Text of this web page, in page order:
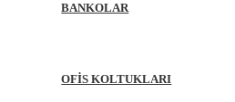
BANKOLAR
OFİS KOLTUKLARI